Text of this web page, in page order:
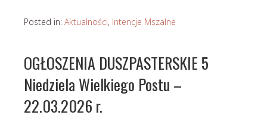
Posted in: Aktualności, Intencje Mszalne
OGŁOSZENIA DUSZPASTERSKIE 5
Niedziela Wielkiego Postu –
22.03.2026 r.